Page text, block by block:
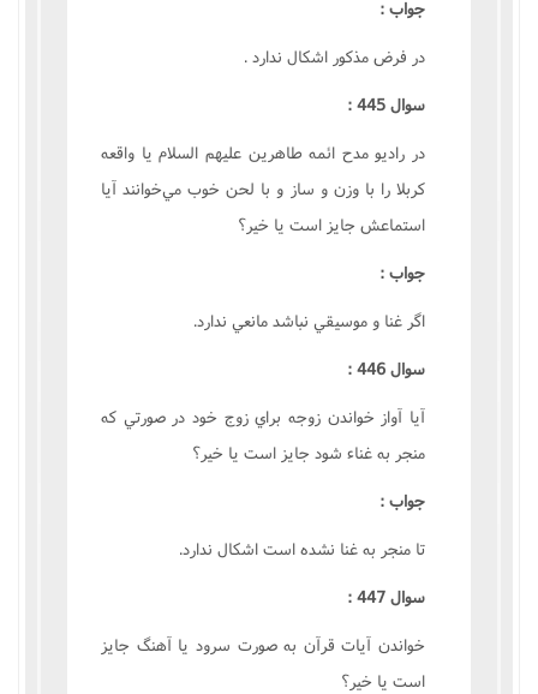
جواب :
در فرض مذکور اشکال ندارد .
سوال 445 :
در راديو مدح ائمه طاهرين عليهم السلام يا واقعه
کربلا را با وزن و ساز و با لحن خوب مي‌خوانند آيا
استماعش جايز است يا خير؟
جواب :
اگر غنا و موسيقي نباشد مانعي ندارد.
سوال 446 :
آيا آواز خواندن زوجه براي زوج خود در صورتي که
منجر به غناء شود جايز است يا خير؟
جواب :
تا منجر به غنا نشده است اشکال ندارد.
سوال 447 :
خواندن آيات قرآن به صورت سرود يا آهنگ جايز
است يا خير؟